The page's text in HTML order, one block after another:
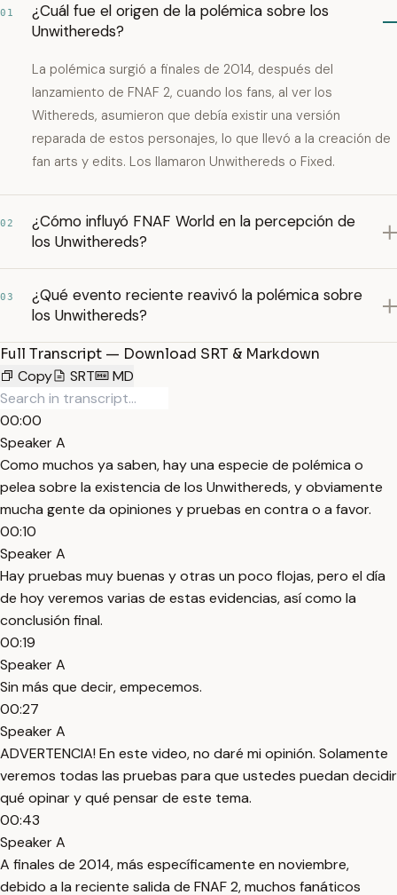
01
¿Cuál fue el origen de la polémica sobre los
Unwithereds?
La polémica surgió a finales de 2014, después del
lanzamiento de FNAF 2, cuando los fans, al ver los
Withereds, asumieron que debía existir una versión
reparada de estos personajes, lo que llevó a la creación de
fan arts y edits. Los llamaron Unwithereds o Fixed.
02
¿Cómo influyó FNAF World en la percepción de
los Unwithereds?
03
¿Qué evento reciente reavivó la polémica sobre
los Unwithereds?
Full Transcript — Download SRT & Markdown
Copy
SRT MD
00:00
Speaker A
Como muchos ya saben, hay una especie de polémica o
pelea sobre la existencia de los Unwithereds, y obviamente
mucha gente da opiniones y pruebas en contra o a favor.
00:10
Speaker A
Hay pruebas muy buenas y otras un poco flojas, pero el día
de hoy veremos varias de estas evidencias, así como la
conclusión final.
00:19
Speaker A
Sin más que decir, empecemos.
00:27
Speaker A
ADVERTENCIA! En este video, no daré mi opinión. Solamente
veremos todas las pruebas para que ustedes puedan decidir
qué opinar y qué pensar de este tema.
00:43
Speaker A
A finales de 2014, más específicamente en noviembre,
debido a la reciente salida de FNAF 2, muchos fanáticos